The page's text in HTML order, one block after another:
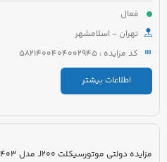
فعال
تهران - اسلامشهر
کد مزایده : 5821400404002945
اطلاعات بیشتر